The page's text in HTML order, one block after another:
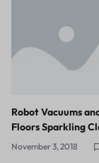
Robot Vacuums
Floors Sparkling
November 3, 2018